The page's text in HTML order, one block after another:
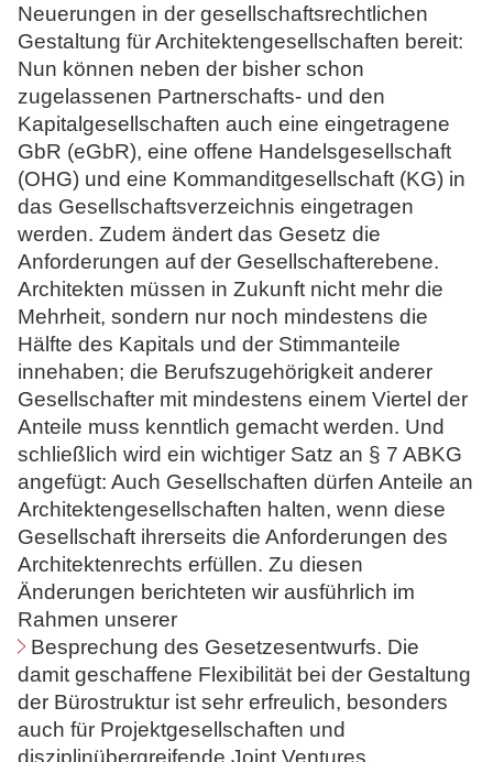
Neuerungen in der gesellschaftsrechtlichen
Gestaltung für Architektengesellschaften bereit:
Nun können neben der bisher schon
zugelassenen Partnerschafts- und den
Kapitalgesellschaften auch eine eingetragene
GbR (eGbR), eine offene Handelsgesellschaft
(OHG) und eine Kommanditgesellschaft (KG) in
das Gesellschaftsverzeichnis eingetragen
werden. Zudem ändert das Gesetz die
Anforderungen auf der Gesellschafterebene.
Architekten müssen in Zukunft nicht mehr die
Mehrheit, sondern nur noch mindestens die
Hälfte des Kapitals und der Stimmanteile
innehaben; die Berufszugehörigkeit anderer
Gesellschafter mit mindestens einem Viertel der
Anteile muss kenntlich gemacht werden. Und
schließlich wird ein wichtiger Satz an § 7 ABKG
angefügt: Auch Gesellschaften dürfen Anteile an
Architektengesellschaften halten, wenn diese
Gesellschaft ihrerseits die Anforderungen des
Architektenrechts erfüllen. Zu diesen
Änderungen berichteten wir ausführlich im
Rahmen unserer
Besprechung des Gesetzesentwurfs. Die
damit geschaffene Flexibilität bei der Gestaltung
der Bürostruktur ist sehr erfreulich, besonders
auch für Projektgesellschaften und
disziplinübergreifende Joint Ventures.